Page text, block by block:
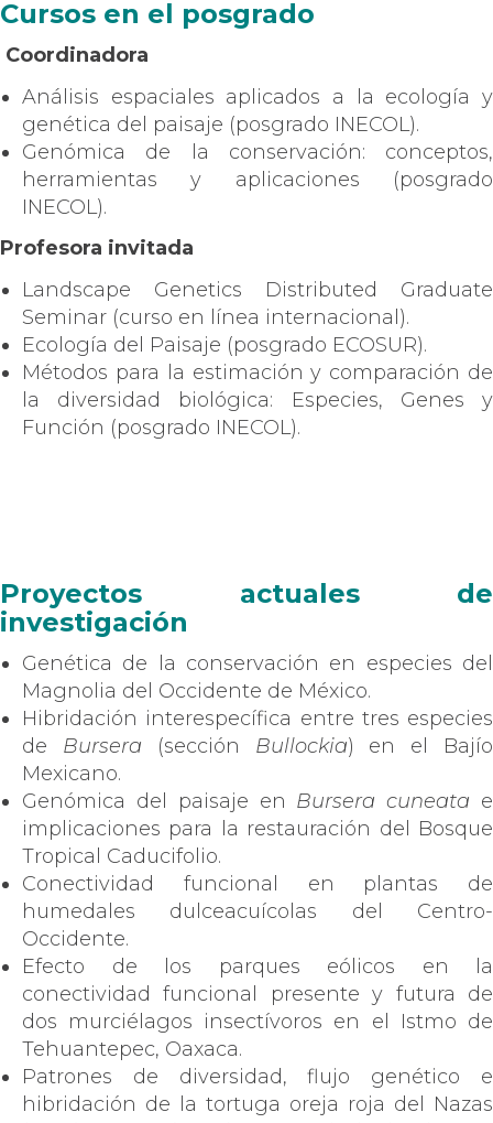
Cursos en el posgrado
Coordinadora
Análisis espaciales aplicados a la ecología y
genética del paisaje (posgrado INECOL).
Genómica de la conservación: conceptos,
herramientas y aplicaciones (posgrado
INECOL).
Profesora invitada
Landscape Genetics Distributed Graduate
Seminar (curso en línea internacional).
Ecología del Paisaje (posgrado ECOSUR).
Métodos para la estimación y comparación de
la diversidad biológica: Especies, Genes y
Función (posgrado INECOL).
Proyectos actuales de
investigación
Genética de la conservación en especies del
Magnolia del Occidente de México.
Hibridación interespecífica entre tres especies
de Bursera (sección Bullockia) en el Bajío
Mexicano.
Genómica del paisaje en Bursera cuneata e
implicaciones para la restauración del Bosque
Tropical Caducifolio.
Conectividad funcional en plantas de
humedales dulceacuícolas del Centro-
Occidente.
Efecto de los parques eólicos en la
conectividad funcional presente y futura de
dos murciélagos insectívoros en el Istmo de
Tehuantepec, Oaxaca.
Patrones de diversidad, flujo genético e
hibridación de la tortuga oreja roja del Nazas